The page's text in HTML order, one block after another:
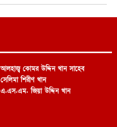
আলহাজ্ব কোমর উদ্দিন খান সাহেব
সেলিমা শিরীণ খান
এ.এস.এম. জিয়া উদ্দিন খান